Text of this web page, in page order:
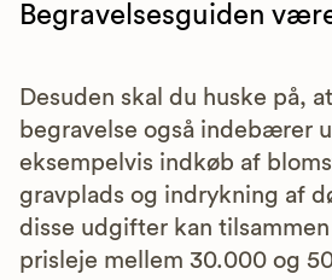
Begravelsesguiden
Desuden skal du huske på,
begravelse også indebærer
eksempelvis indkøb af
gravplads og indrykning af
disse udgifter kan
prisleje mellem 30.000 og